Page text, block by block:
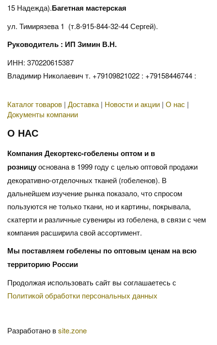
15 Надежда).Багетная мастерская
ул. Тимирязева 1 (т.8-915-844-32-44 Сергей).
Руководитель : ИП Зимин В.Н.
ИНН: 370220615387
Владимир Николаевич т. +79109821022 : +79158446744 :
Каталог товаров | Доставка | Новости и акции | О нас |
Документы компании
О НАС
Компания Декортекс-гобелены оптом и в
розницуоснована в 1999 году с целью оптовой продажи
декоративно-отделочных тканей (гобеленов). В
дальнейшем изучение рынка показало, что спросом
пользуются не только ткани, но и картины, покрывала,
скатерти и различные сувениры из гобелена, в связи с чем
компания расширила свой ассортимент.
Мы поставляем гобелены по оптовым ценам на всю
территорию России
Продолжая использовать сайт вы соглашаетесь с
Политикой обработки персональных данных
Разработано вsite.zone